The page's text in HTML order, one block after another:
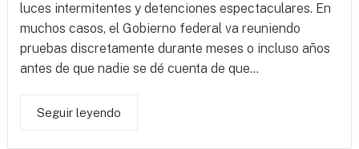
luces intermitentes y detenciones espectaculares. En
muchos casos, el Gobierno federal va reuniendo
pruebas discretamente durante meses o incluso años
antes de que nadie se dé cuenta de que...
Seguir leyendo